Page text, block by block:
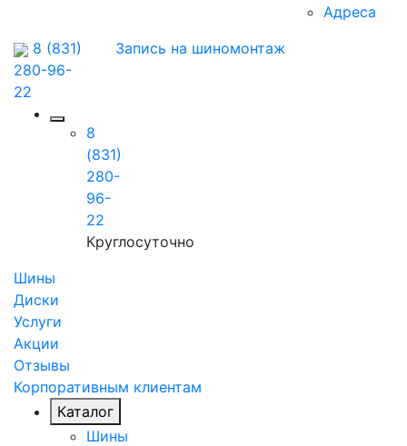
Адреса
8 (831)
280-96-
22
8
(831)
280-
96-
22
Круглосуточно
Запись на шиномонтаж
Шины
Диски
Услуги
Акции
Отзывы
Корпоративным клиентам
Каталог
Шины